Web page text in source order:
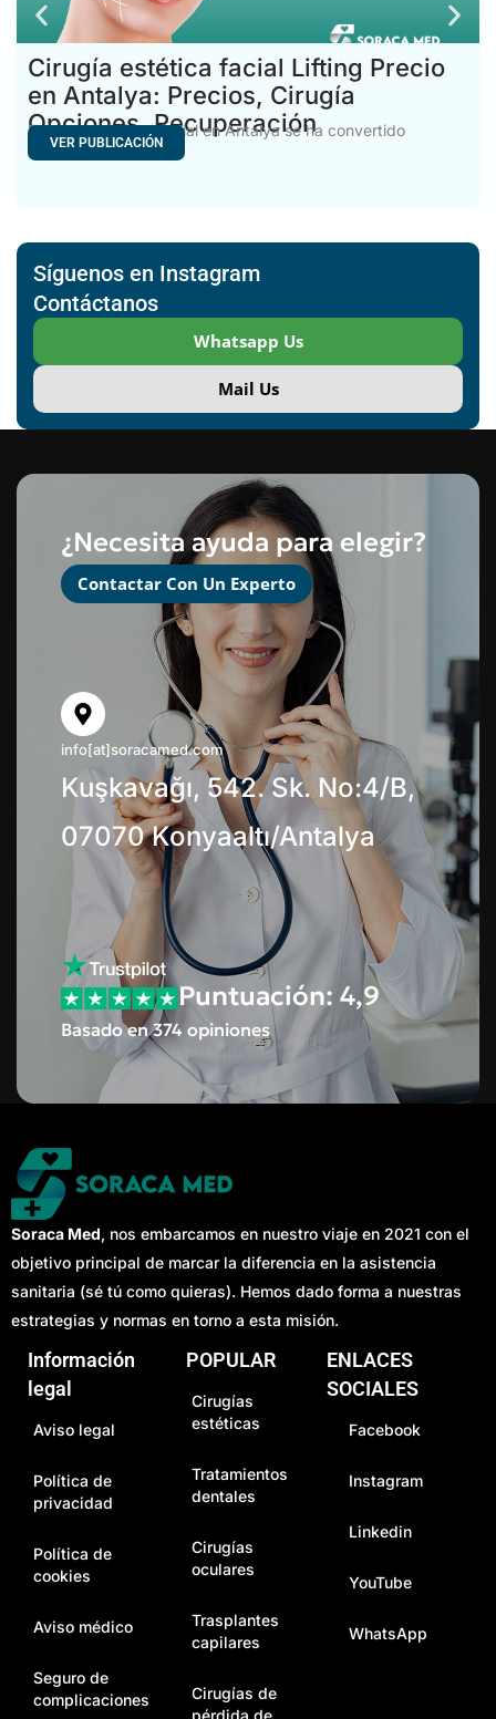
Cirugía estética facial Lifting Precio
en Antalya: Precios, Cirugía
Opciones, Recuperación
El coste del lifting facial en Antalya se ha convertido
VER PUBLICACIÓN
Síguenos en Instagram
Contáctanos
Whatsapp Us
Mail Us
¿Necesita ayuda para elegir?
Contactar Con Un Experto
info[at]soracamed.com
Kuşkavağı, 542. Sk. No:4/B,
07070 Konyaaltı/Antalya
Puntuación: 4,9
Basado en 374 opiniones
Soraca Med, nos embarcamos en nuestro viaje en 2021 con el
objetivo principal de marcar la diferencia en la asistencia
sanitaria (sé tú como quieras). Hemos dado forma a nuestras
estrategias y normas en torno a esta misión.
Información
legal
Aviso legal
Política de
privacidad
Política de
cookies
Aviso médico
Seguro de
complicaciones
POPULAR
Cirugías
estéticas
Tratamientos
dentales
Cirugías
oculares
Trasplantes
capilares
Cirugías de
pérdida de
ENLACES
SOCIALES
Facebook
Instagram
Linkedin
YouTube
WhatsApp